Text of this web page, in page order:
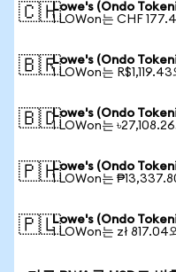
🇨🇭Lowe's (Ondo
1 LOWon는 CHF
🇧🇷Lowe's (Ondo
1 LOWon는
🇧🇩Lowe's (Ondo
1 LOWon는
🇵🇭Lowe's (Ondo
1 LOWon는
🇵🇱Lowe's (Ondo
1 LOWon는 zł 817.04